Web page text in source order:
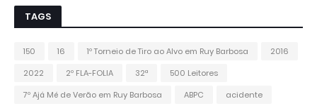
TAGS
150 16 1º Torneio de Tiro ao Alvo em Ruy Barbosa
2016
2022
2º FLA-FOLIA 32ª
500 Leitores
7º Ajá Mé de Verão em Ruy Barbosa
ABPC acidente